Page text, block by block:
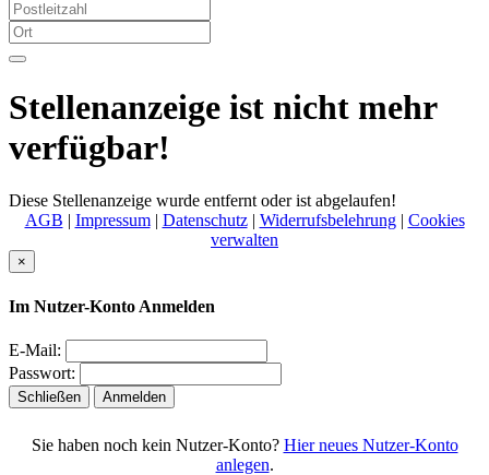
Stellenanzeige ist nicht mehr
verfügbar!
Diese Stellenanzeige wurde entfernt oder ist abgelaufen!
AGB | Impressum| Datenschutz| Widerrufsbelehrung| Cookies
verwalten
×
Im Nutzer-Konto Anmelden
E-Mail:
Passwort:
Schließen Anmelden
Sie haben noch kein Nutzer-Konto? Hier neues Nutzer-Konto
anlegen.